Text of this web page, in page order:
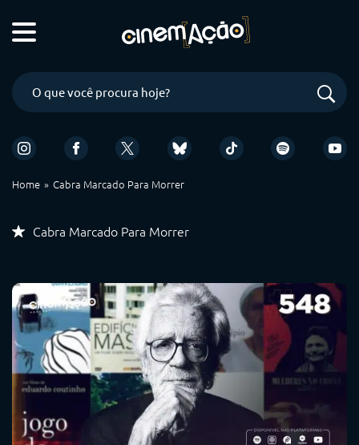
Home Cabra Marcado Para Morrer
Cabra Marcado Para Morrer